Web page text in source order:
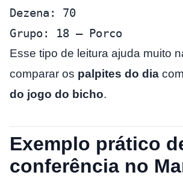
Dezena: 70
Grupo: 18 – Porco
Esse tipo de leitura ajuda muito
comparar os palpites do dia
do jogo do bicho.
Exemplo prático
conferência no